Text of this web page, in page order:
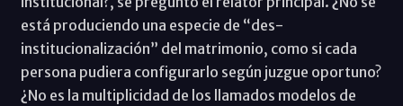
está produciendo una especie de “des-
institucionalización” del matrimonio, como si cada
persona pudiera configurarlo según juzgue oportuno?
¿No es la multiplicidad de los llamados modelos de